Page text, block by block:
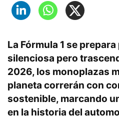
La Fórmula 1 se
silenciosa pero
2026, los monoplazas
planeta correrán con
sostenible, marcando
en la historia del